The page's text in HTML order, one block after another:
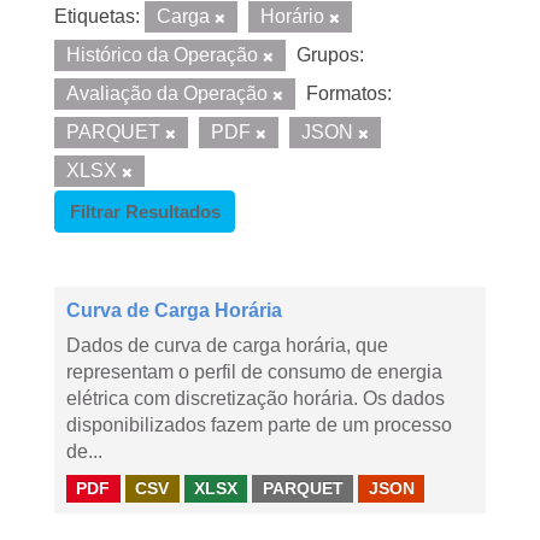
Etiquetas: Carga
Horário
Histórico da Operação
Grupos:
Avaliação da Operação
Formatos:
PARQUET
PDF
JSON
XLSX
Filtrar Resultados
Curva de Carga Horária
Dados de curva de carga horária, que
representam o perfil de consumo de energia
elétrica com discretização horária. Os dados
disponibilizados fazem parte de um processo
de...
PDF CSV XLSX PARQUET JSON